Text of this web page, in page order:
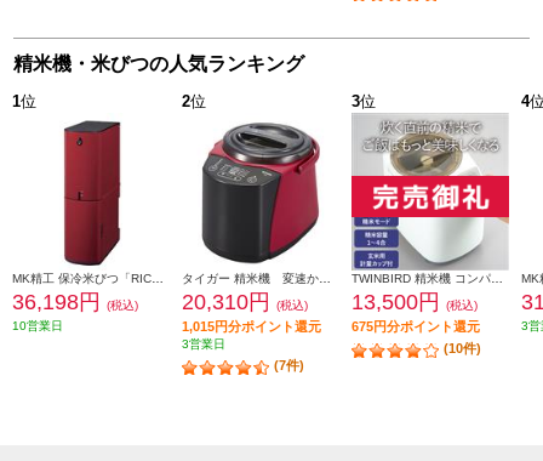
精米機・米びつの人気ランキング
1位
36,198円
(税込)
10営業日
2位
20,310円 (税込)
1,015円分ポイント還元
3営業日
(7件)
3位
13,500円 (税込)
675円分ポイント還元
(10件)
4
3営